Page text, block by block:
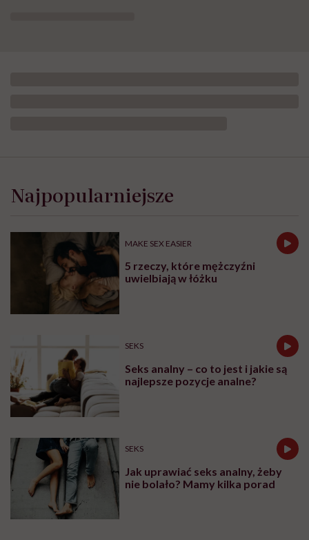
o
„leniwych
Eksperci
grzmią:
bzdury
otyłością
Najpopularniejsze
MAKE SEX EASIER
5 rzeczy, które mężczyźni
uwielbiają w łóżku
SEKS
Seks analny – co to jest i jakie są
najlepsze pozycje analne?
SEKS
Jak uprawiać seks analny, żeby
nie bolało? Mamy kilka porad